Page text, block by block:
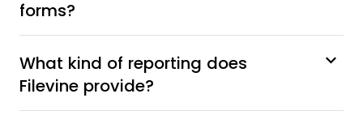
forms?
What kind of reporting does
Filevine provide?